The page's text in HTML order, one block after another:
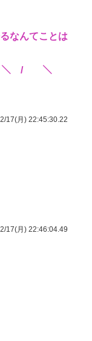
なんてことは
/ ＼ / ＼
17(月) 22:45:30.22
17(月) 22:46:04.49